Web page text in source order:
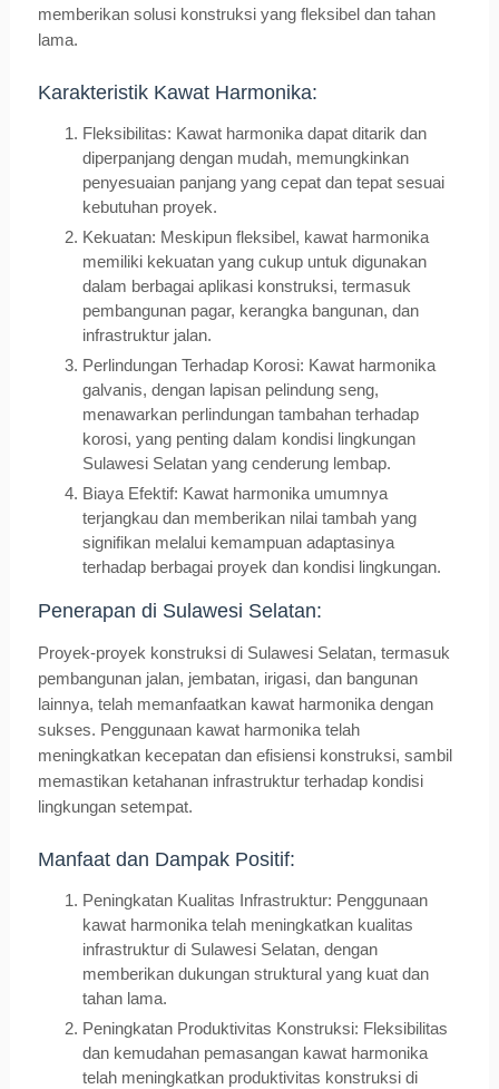
memberikan solusi konstruksi yang fleksibel dan tahan
lama.
Karakteristik Kawat Harmonika:
Fleksibilitas: Kawat harmonika dapat ditarik dan
diperpanjang dengan mudah, memungkinkan
penyesuaian panjang yang cepat dan tepat sesuai
kebutuhan proyek.
Kekuatan: Meskipun fleksibel, kawat harmonika
memiliki kekuatan yang cukup untuk digunakan
dalam berbagai aplikasi konstruksi, termasuk
pembangunan pagar, kerangka bangunan, dan
infrastruktur jalan.
Perlindungan Terhadap Korosi: Kawat harmonika
galvanis, dengan lapisan pelindung seng,
menawarkan perlindungan tambahan terhadap
korosi, yang penting dalam kondisi lingkungan
Sulawesi Selatan yang cenderung lembap.
Biaya Efektif: Kawat harmonika umumnya
terjangkau dan memberikan nilai tambah yang
signifikan melalui kemampuan adaptasinya
terhadap berbagai proyek dan kondisi lingkungan.
Penerapan di Sulawesi Selatan:
Proyek-proyek konstruksi di Sulawesi Selatan, termasuk
pembangunan jalan, jembatan, irigasi, dan bangunan
lainnya, telah memanfaatkan kawat harmonika dengan
sukses. Penggunaan kawat harmonika telah
meningkatkan kecepatan dan efisiensi konstruksi, sambil
memastikan ketahanan infrastruktur terhadap kondisi
lingkungan setempat.
Manfaat dan Dampak Positif:
Peningkatan Kualitas Infrastruktur: Penggunaan
kawat harmonika telah meningkatkan kualitas
infrastruktur di Sulawesi Selatan, dengan
memberikan dukungan struktural yang kuat dan
tahan lama.
Peningkatan Produktivitas Konstruksi: Fleksibilitas
dan kemudahan pemasangan kawat harmonika
telah meningkatkan produktivitas konstruksi di